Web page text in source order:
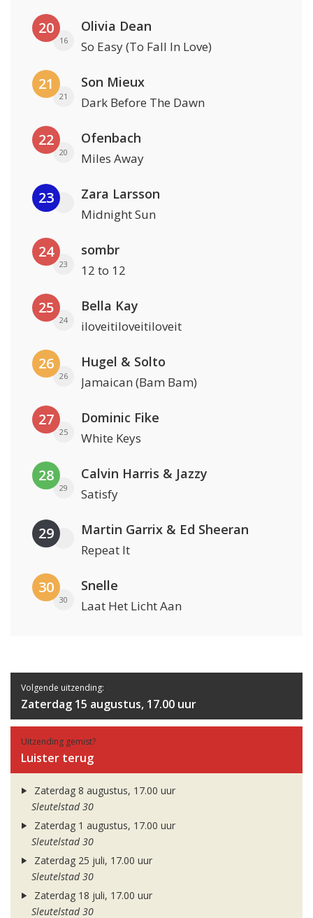
20
16
Olivia Dean
So Easy (To Fall In Love)
21
21
Son Mieux
Dark Before The Dawn
22
20
Ofenbach
Miles Away
23 Zara Larsson
Midnight Sun
24
23
sombr
12 to 12
25
24
Bella Kay
iloveitiloveitiloveit
26
26
Hugel & Solto
Jamaican (Bam Bam)
27
25
Dominic Fike
White Keys
28
29
Calvin Harris & Jazzy
Satisfy
29 Martin Garrix & Ed Sheeran
Repeat It
30
30
Snelle
Laat Het Licht Aan
Volgende uitzending:
Zaterdag 15 augustus, 17.00 uur
Uitzending gemist?
Luister terug
Zaterdag 8 augustus, 17.00 uur
Sleutelstad 30
Zaterdag 1 augustus, 17.00 uur
Sleutelstad 30
Zaterdag 25 juli, 17.00 uur
Sleutelstad 30
Zaterdag 18 juli, 17.00 uur
Sleutelstad 30